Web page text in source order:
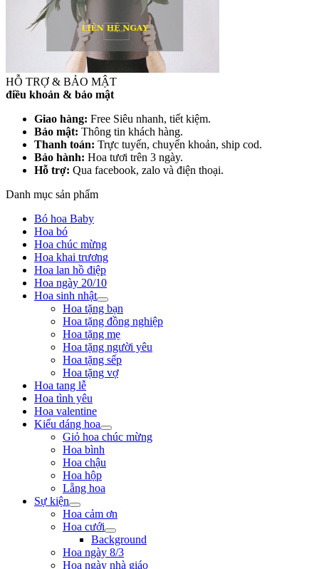
HỖ TRỢ & BẢO MẬT
điều khoản & bảo mật
Giao hàng: Free Siêu nhanh, tiết kiệm.
Bảo mật: Thông tin khách hàng.
Thanh toán: Trực tuyến, chuyển khoản, ship cod.
Bảo hành: Hoa tươi trên 3 ngày.
Hỗ trợ: Qua facebook, zalo và điện thoại.
Danh mục sản phẩm
Bó hoa Baby
Hoa bó
Hoa chúc mừng
Hoa khai trương
Hoa lan hồ điệp
Hoa ngày 20/10
Hoa sinh nhật
Hoa tặng bạn
Hoa tặng đồng nghiệp
Hoa tặng mẹ
Hoa tặng người yêu
Hoa tặng sếp
Hoa tặng vợ
Hoa tang lễ
Hoa tình yêu
Hoa valentine
Kiểu dáng hoa
Giỏ hoa chúc mừng
Hoa bình
Hoa chậu
Hoa hộp
Lẵng hoa
Sự kiện
Hoa cảm ơn
Hoa cưới
Background
Hoa ngày 8/3
Hoa ngày nhà giáo